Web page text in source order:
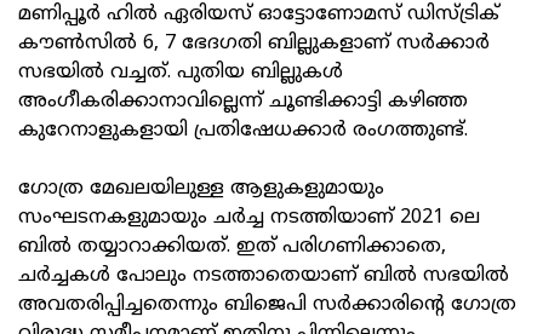
മണിപ്പൂര്‍ ഹില്‍ ഏരിയസ് ഓട്ടോണോമസ് ഡിസ്ട്രിക്
കൗണ്‍സില്‍ 6, 7 ഭേദഗതി ബില്ലുകളാണ് സര്‍ക്കാര്‍
സഭയില്‍ വച്ചത്. പുതിയ ബില്ലുകള്‍
അംഗീകരിക്കാനാവില്ലെന്ന് ചൂണ്ടിക്കാട്ടി കഴിഞ്ഞ
കുറേനാളുകളായി പ്രതിഷേധക്കാര്‍ രംഗത്തുണ്ട്.
ഗോത്ര മേഖലയിലുള്ള ആളുകളുമായും
സംഘടനകളുമായും ചര്‍ച്ച നടത്തിയാണ് 2021 ലെ
ബില്‍ തയ്യാറാക്കിയത്. ഇത് പരിഗണിക്കാതെ,
ചര്‍ച്ചകള്‍ പോലും നടത്താതെയാണ് ബില്‍ സഭയില്‍
അവതരിപ്പിച്ചതെന്നും ബിജെപി സര്‍ക്കാരിന്റെ ഗോത്ര